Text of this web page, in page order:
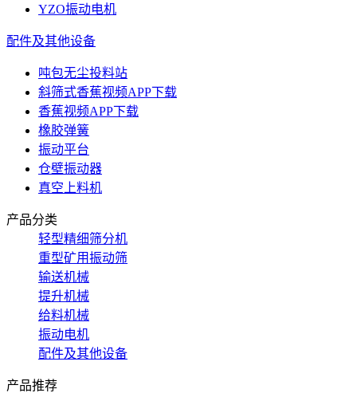
YZO振动电机
配件及其他设备
吨包无尘投料站
斜筛式香蕉视频APP下载
香蕉视频APP下载
橡胶弹簧
振动平台
仓壁振动器
真空上料机
产品分类
轻型精细筛分机
重型矿用振动筛
输送机械
提升机械
给料机械
振动电机
配件及其他设备
产品推荐